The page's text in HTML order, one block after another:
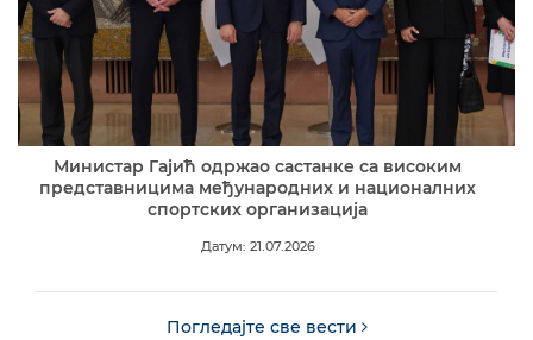
Министар Гајић одржао састанке са високим
представницима међународних и националних
спортских организација
Датум: 21.07.2026
Погледајте све вести